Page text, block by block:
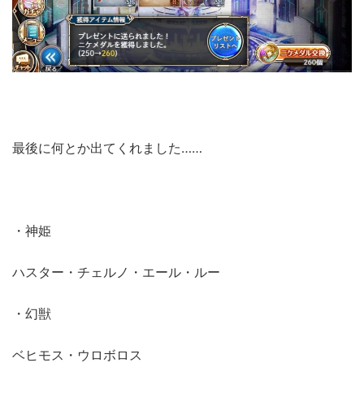
最後に何とか出てくれました……
・神姫
ハスター・チェルノ・エール・ルー
・幻獣
ベヒモス・ウロボロス